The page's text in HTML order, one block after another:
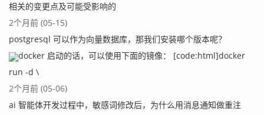
相关的变更点及可能受影响的
2个月前 (05-15)
postgresql 可以作为向量数据库，那我们安装哪个版本呢？
docker 启动的话，可以使用下面的镜像： [code:html]docker
run -d \
2个月前 (05-06)
ai 智能体开发过程中，敏感词修改后，为什么用消息通知做重注